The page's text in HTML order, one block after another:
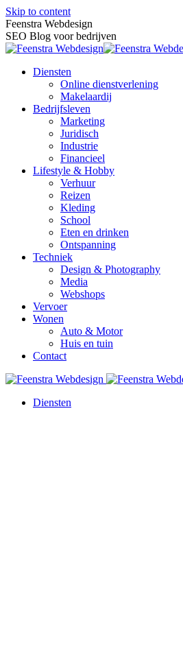
Skip to content
Feenstra Webdesign
SEO Blog voor bedrijven
Diensten
Online dienstverlening
Makelaardij
Bedrijfsleven
Marketing
Juridisch
Industrie
Financieel
Lifestyle & Hobby
Verhuur
Reizen
Kleding
School
Eten en drinken
Ontspanning
Techniek
Design & Photography
Media
Webshops
Vervoer
Wonen
Auto & Motor
Huis en tuin
Contact
Diensten